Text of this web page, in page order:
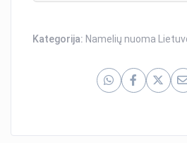
Kategorija: Namelių nuoma